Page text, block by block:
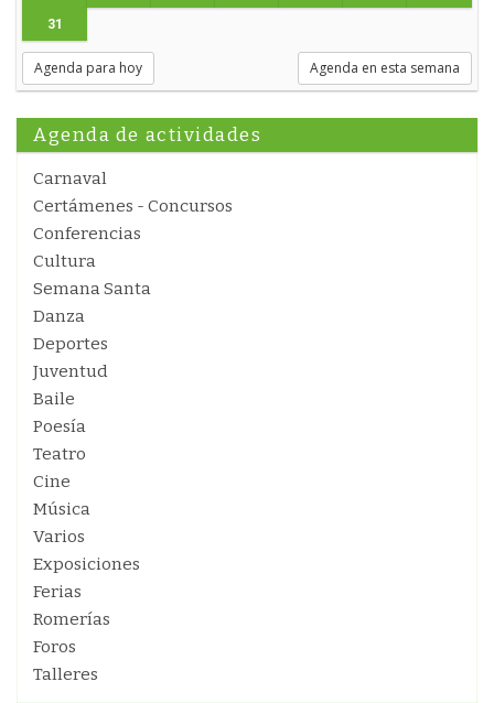
31
Agenda para hoy Agenda en esta semana
Agenda de actividades
Carnaval
Certámenes - Concursos
Conferencias
Cultura
Semana Santa
Danza
Deportes
Juventud
Baile
Poesía
Teatro
Cine
Música
Varios
Exposiciones
Ferias
Romerías
Foros
Talleres